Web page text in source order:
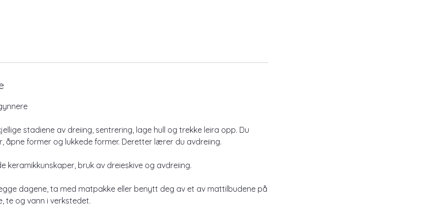
stadiene av dreiing, sentrering, lage hull og trekke leira opp. Du
åpne former og lukkede former. Deretter lærer du avdreiing.
keramikkunskaper, bruk av dreieskive og avdreiing.
dagene, ta med matpakke eller benytt deg av et av mattilbudene på
te og vann i verkstedet.